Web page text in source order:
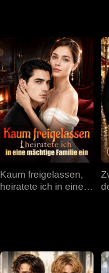
Kaum freigelassen,
heiratete ich in eine